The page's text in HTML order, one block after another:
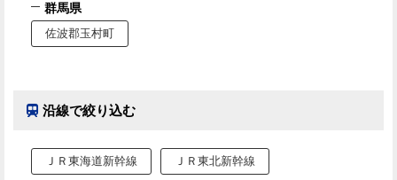
群馬県
佐波郡玉村町
沿線で絞り込む
ＪＲ東海道新幹線 ＪＲ東北新幹線